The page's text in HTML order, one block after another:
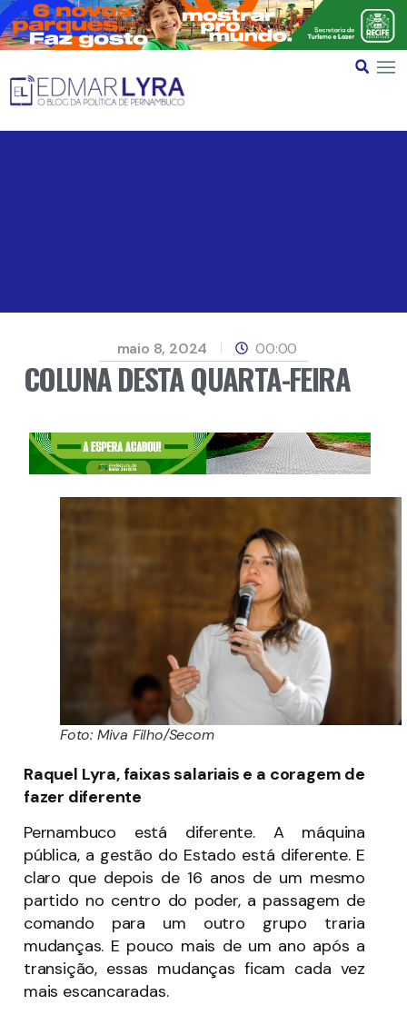
maio 8, 2024 00:00
COLUNA DESTA QUARTA-FEIRA
Foto: Miva Filho/Secom
Raquel Lyra, faixas salariais e a coragem de
fazer diferente
Pernambuco está diferente. A máquina
pública, a gestão do Estado está diferente. E
claro que depois de 16 anos de um mesmo
partido no centro do poder, a passagem de
comando para um outro grupo traria
mudanças. E pouco mais de um ano após a
transição, essas mudanças ficam cada vez
mais escancaradas.